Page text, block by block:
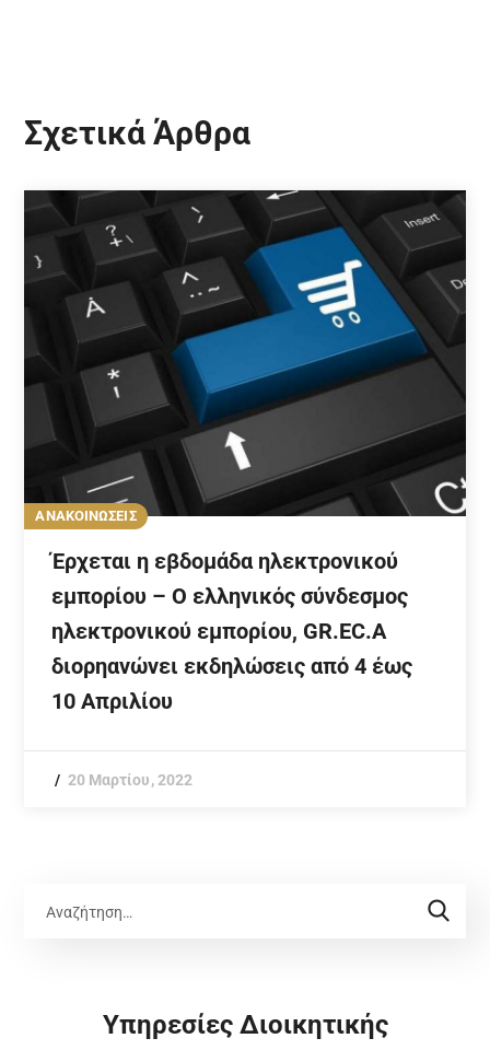
Σχετικά Άρθρα
ΑΝΑΚΟΙΝΩΣΕΙΣ
Έρχεται η εβδομάδα ηλεκτρονικού
εμπορίου – Ο ελληνικός σύνδεσμος
ηλεκτρονικού εμπορίου, GR.EC.A
διορηανώνει εκδηλώσεις από 4 έως
10 Απριλίου
20 Μαρτίου, 2022
Υπηρεσίες Διοικητικής